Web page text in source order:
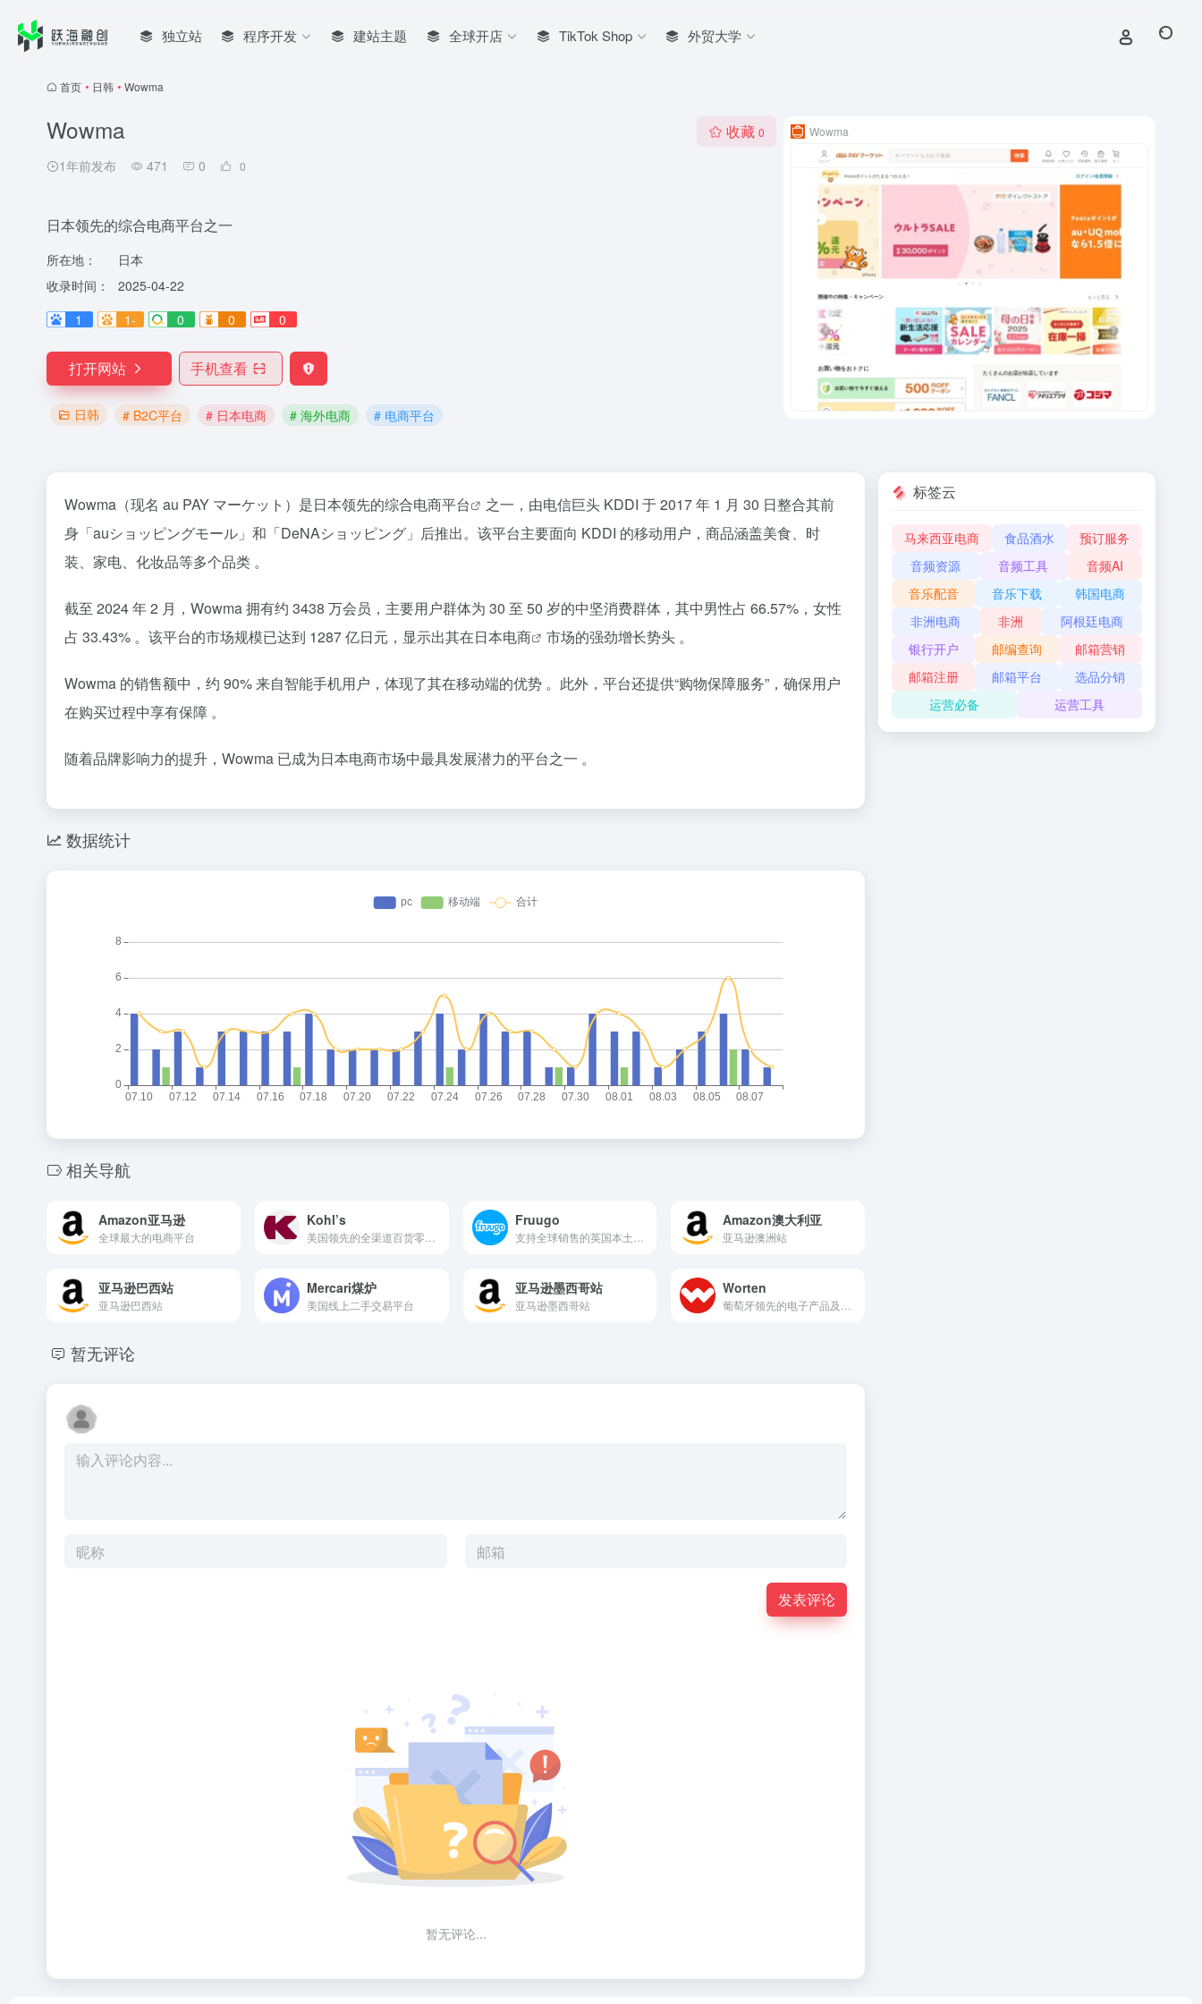
独立站 程序开发 建站主题 全球开店 TikTok Shop 外贸大学
首页 • 日韩 • Wowma
Wowma
1年前发布 471 0 0
收藏 0
日本领先的综合电商平台之一
所在地：
日本
收录时间：
2025-04-22
1
1- 0 0 0
打开网站 手机查看
日韩 # B2C平台 # 日本电商 # 海外电商 # 电商平台
Wowma
Wowma（现名 au PAY マーケット）是日本领先的综合电商平台
之一，由电信巨头 KDDI 于 2017 年 1 月 30 日整合其前
身「auショッピングモール」和「DeNAショッピング」后推出。该平台主要面向 KDDI 的移动用户，商品涵盖美食、时
装、家电、化妆品等多个品类 。
截至 2024 年 2 月，Wowma 拥有约 3438 万会员，主要用户群体为 30 至 50 岁的中坚消费群体，其中男性占 66.57%，女性
占 33.43% 。该平台的市场规模已达到 1287 亿日元，显示出其在日本电商 市场的强劲增长势头 。
Wowma 的销售额中，约 90% 来自智能手机用户，体现了其在移动端的优势 。此外，平台还提供“购物保障服务”，确保用户
在购买过程中享有保障 。
随着品牌影响力的提升，Wowma 已成为日本电商市场中最具发展潜力的平台之一 。
数据统计
相关导航
Amazon亚马逊
全球最大的电商平台
Kohl’s Fruugo Amazon澳大利亚
亚马逊澳洲站
亚马逊巴西站
亚马逊巴西站
Mercari煤炉
美国线上二手交易平台
亚马逊墨西哥站
亚马逊墨西哥站
Worten
暂无评论
发表评论
暂无评论...
标签云
马来西亚电商 食品酒水
预订服务
音频资源
音频工具
音频AI
音乐配音
音乐下载
韩国电商
非洲电商
非洲
阿根廷电商
银行开户
邮编查询
邮箱营销
邮箱注册
邮箱平台
选品分销
运营必备
运营工具